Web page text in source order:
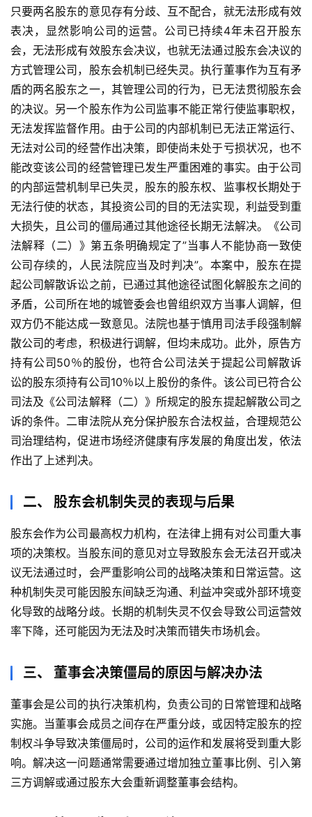
只要两名股东的意见存有分歧、互不配合，就无法形成有效
表决，显然影响公司的运营。公司已持续4年未召开股东
会，无法形成有效股东会决议，也就无法通过股东会决议的
方式管理公司，股东会机制已经失灵。执行董事作为互有矛
盾的两名股东之一，其管理公司的行为，已无法贯彻股东会
的决议。另一个股东作为公司监事不能正常行使监事职权，
无法发挥监督作用。由于公司的内部机制已无法正常运行、
无法对公司的经营作出决策，即使尚未处于亏损状况，也不
能改变该公司的经营管理已发生严重困难的事实。由于公司
的内部运营机制早已失灵，股东的股东权、监事权长期处于
无法行使的状态，其投资公司的目的无法实现，利益受到重
大损失，且公司的僵局通过其他途径长期无法解决。《公司
法解释（二）》第五条明确规定了”当事人不能协商一致使
公司存续的，人民法院应当及时判决”。本案中，股东在提
起公司解散诉讼之前，已通过其他途径试图化解股东之间的
矛盾，公司所在地的城管委会也曾组织双方当事人调解，但
双方仍不能达成一致意见。法院也基于慎用司法手段强制解
散公司的考虑，积极进行调解，但均未成功。此外，原告方
持有公司50％的股份，也符合公司法关于提起公司解散诉
讼的股东须持有公司10％以上股份的条件。该公司已符合公
司法及《公司法解释（二）》所规定的股东提起解散公司之
诉的条件。二审法院从充分保护股东合法权益，合理规范公
司治理结构，促进市场经济健康有序发展的角度出发，依法
作出了上述判决。
二、 股东会机制失灵的表现与后果
股东会作为公司最高权力机构，在法律上拥有对公司重大事
项的决策权。当股东间的意见对立导致股东会无法召开或决
议无法通过时，会严重影响公司的战略决策和日常运营。这
种机制失灵可能因股东间缺乏沟通、利益冲突或外部环境变
化导致的战略分歧。长期的机制失灵不仅会导致公司运营效
率下降，还可能因为无法及时决策而错失市场机会。
三、 董事会决策僵局的原因与解决办法
董事会是公司的执行决策机构，负责公司的日常管理和战略
实施。当董事会成员之间存在严重分歧，或因特定股东的控
制权斗争导致决策僵局时，公司的运作和发展将受到重大影
响。解决这一问题通常需要通过增加独立董事比例、引入第
三方调解或通过股东大会重新调整董事会结构。